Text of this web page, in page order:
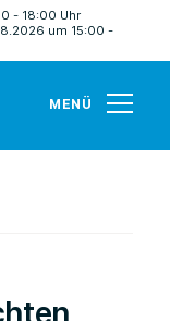
- 18:00 Uhr
um 15:00 -
MENÜ